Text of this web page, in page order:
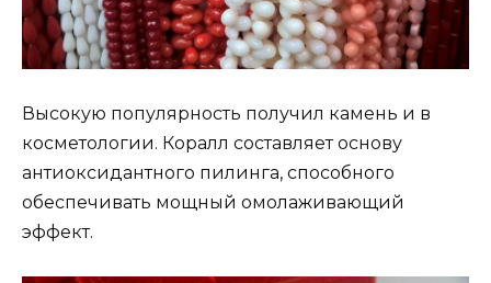
Высокую популярность получил камень и в
косметологии. Коралл составляет основу
антиоксидантного пилинга, способного
обеспечивать мощный омолаживающий
эффект.